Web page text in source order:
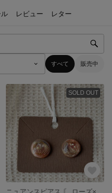
レビュー レター
すべて 販売中
SOLD OUT